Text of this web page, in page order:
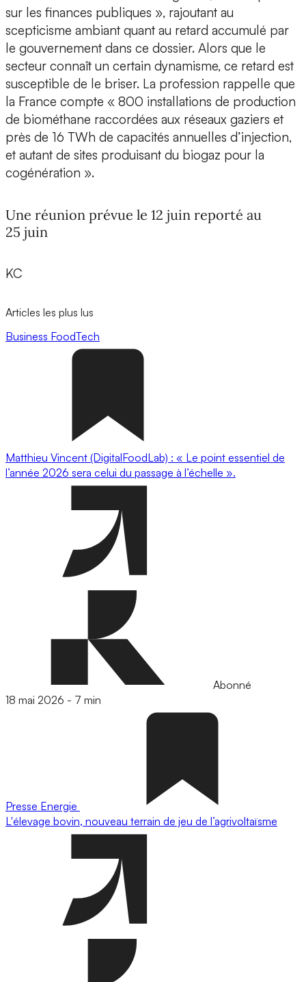
sur les finances publiques », rajoutant au
scepticisme ambiant quant au retard accumulé par
le gouvernement dans ce dossier. Alors que le
secteur connaît un certain dynamisme, ce retard est
susceptible de le briser. La profession rappelle que
la France compte « 800 installations de production
de biométhane raccordées aux réseaux gaziers et
près de 16 TWh de capacités annuelles d’injection,
et autant de sites produisant du biogaz pour la
cogénération ».
Une réunion prévue le 12 juin reporté au
25 juin
KC
Articles les plus lus
Business FoodTech
Matthieu Vincent (DigitalFoodLab) : « Le point essentiel de
l’année 2026 sera celui du passage à l’échelle ».
Abonné
18 mai 2026 - 7 min
Presse Energie
L'élevage bovin, nouveau terrain de jeu de l’agrivoltaïsme